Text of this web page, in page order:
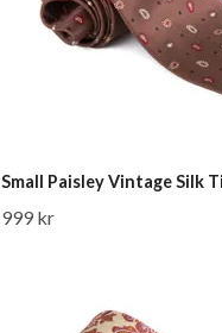
Small Paisley Vintage Silk
999 kr